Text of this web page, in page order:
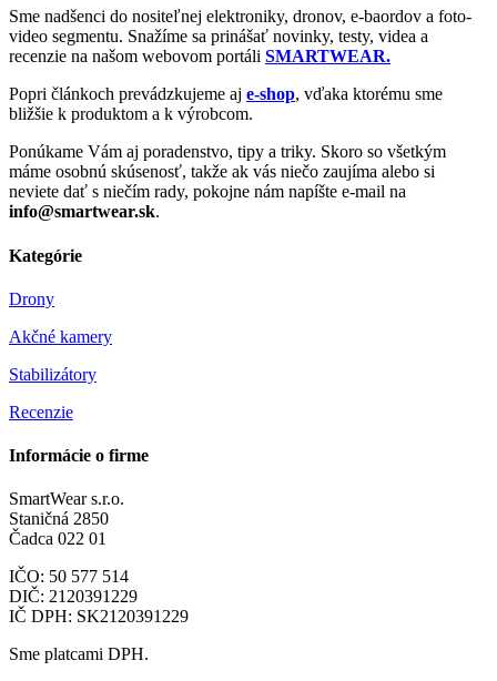
Sme nadšenci do nositeľnej elektroniky, dronov, e-baordov a foto-
video segmentu. Snažíme sa prinášať novinky, testy, videa a
recenzie na našom webovom portáli SMARTWEAR.
Popri článkoch prevádzkujeme aj e-shop, vďaka ktorému sme
bližšie k produktom a k výrobcom.
Ponúkame Vám aj poradenstvo, tipy a triky. Skoro so všetkým
máme osobnú skúsenosť, takže ak vás niečo zaujíma alebo si
neviete dať s niečím rady, pokojne nám napíšte e-mail na
info@smartwear.sk.
Kategórie
Drony
Akčné kamery
Stabilizátory
Recenzie
Informácie o firme
SmartWear s.r.o.
Staničná 2850
Čadca 022 01
IČO: 50 577 514
DIČ: 2120391229
IČ DPH: SK2120391229
Sme platcami DPH.